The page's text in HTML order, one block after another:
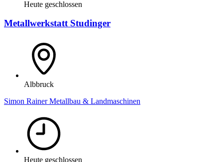
Heute geschlossen
Metallwerkstatt Studinger
Albbruck
Simon Rainer Metallbau & Landmaschinen
Heute geschlossen